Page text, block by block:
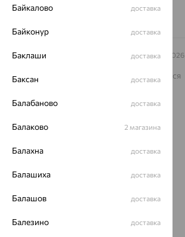
© ООО «Ювелирный дом «Кристалл»,2009 – 2026
На информационном ресурсе применяются
рекомендательные технологии
ОГРН 1044800168379
Разработка сайта —
Байкалово доставка
Байконур доставка
Баклаши доставка
Баксан доставка
Балабаново доставка
Балаково 2 магазина
Балахна доставка
Балашиха доставка
Балашов доставка
Балезино доставка